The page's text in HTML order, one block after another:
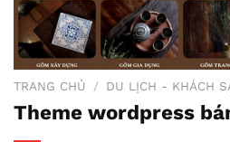
TRANG CHỦ / DU LỊCH - KHÁCH
Theme wordpress